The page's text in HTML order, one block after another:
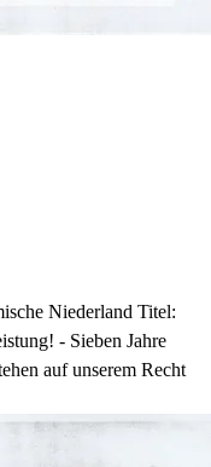
Niederland Titel:
- Sieben Jahre
auf unserem Recht